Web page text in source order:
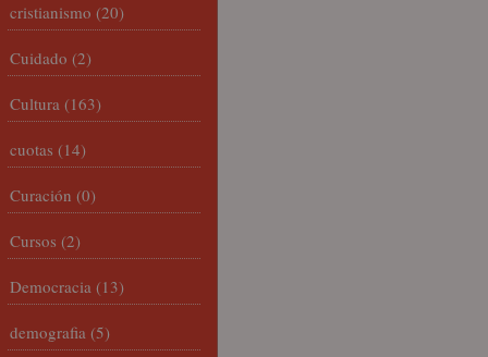
cristianismo (20)
Cuidado (2)
Cultura (163)
cuotas (14)
Curación (0)
Cursos (2)
Democracia (13)
demografia (5)